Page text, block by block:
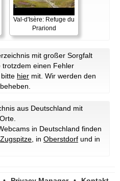
Val-d'Isère: Refuge du
Prariond
mit großer Sorgfalt
trotzdem einen Fehler
hier mit. Wir werden den
aus Deutschland mit
in Deutschland finden
Zugspitze , in Oberstdorf und in